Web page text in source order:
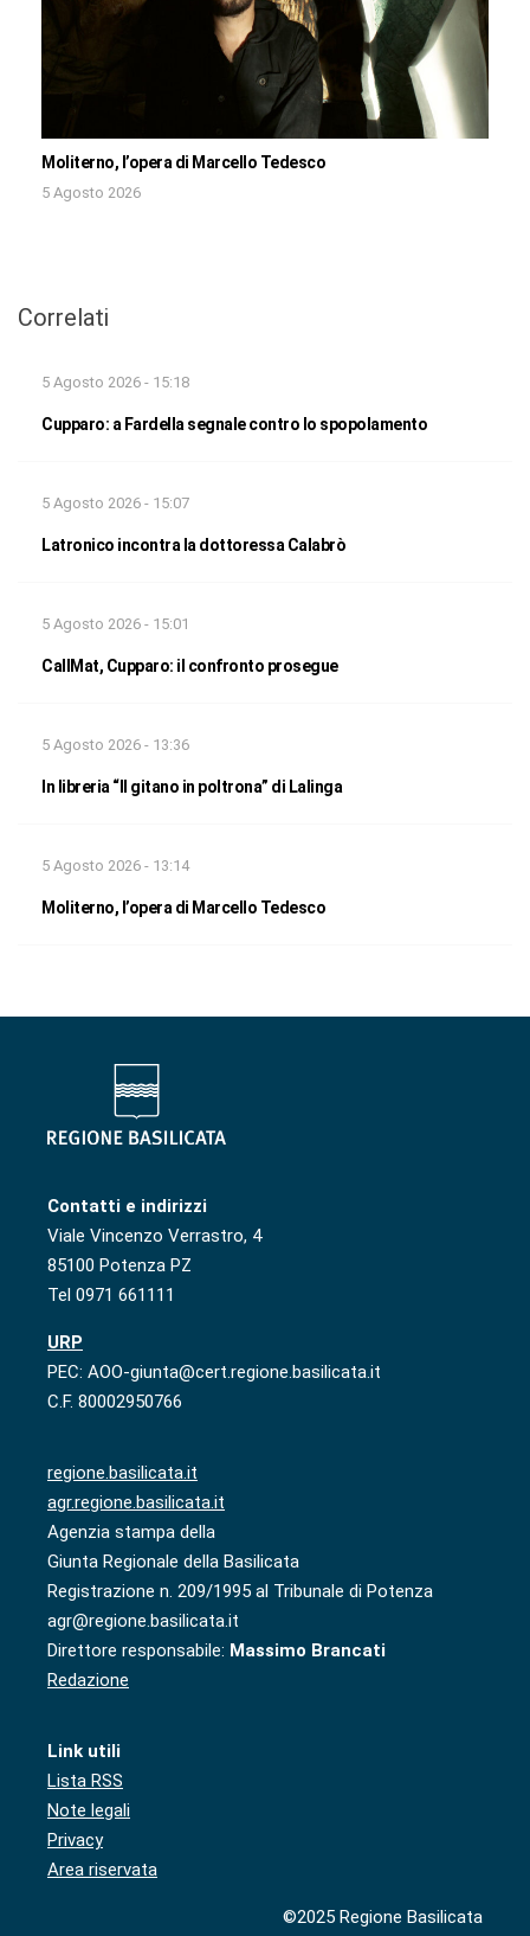
Moliterno, l’opera di Marcello Tedesco
5 Agosto 2026
Correlati
5 Agosto 2026 - 15:18
Cupparo: a Fardella segnale contro lo spopolamento
5 Agosto 2026 - 15:07
Latronico incontra la dottoressa Calabrò
5 Agosto 2026 - 15:01
CallMat, Cupparo: il confronto prosegue
5 Agosto 2026 - 13:36
In libreria “Il gitano in poltrona” di Lalinga
5 Agosto 2026 - 13:14
Moliterno, l’opera di Marcello Tedesco
Contatti e indirizzi
Viale Vincenzo Verrastro, 4
85100 Potenza PZ
Tel 0971 661111
URP
PEC: AOO-giunta@cert.regione.basilicata.it
C.F. 80002950766
regione.basilicata.it
agr.regione.basilicata.it
Agenzia stampa della
Giunta Regionale della Basilicata
Registrazione n. 209/1995 al Tribunale di Potenza
agr@regione.basilicata.it
Direttore responsabile: Massimo Brancati
Redazione
Link utili
Lista RSS
Note legali
Privacy
Area riservata
©2025 Regione Basilicata